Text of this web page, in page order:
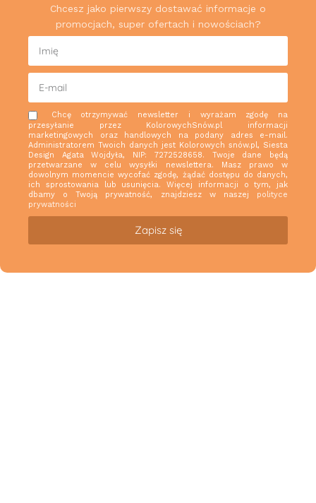
Chcesz jako pierwszy dostawać informacje o
promocjach, super ofertach i nowościach?
Chcę otrzymywać newsletter i wyrażam zgodę na
przesyłanie przez KolorowychSnów.pl informacji
marketingowych oraz handlowych na podany adres e-mail.
Administratorem Twoich danych jest Kolorowych snów.pl, Siesta
Design Agata Wojdyła, NIP: 7272528658. Twoje dane będą
przetwarzane w celu wysyłki newslettera. Masz prawo w
dowolnym momencie wycofać zgodę, żądać dostępu do danych,
ich sprostowania lub usunięcia. Więcej informacji o tym, jak
dbamy o Twoją prywatność, znajdziesz w naszej polityce
prywatności
Zapisz się